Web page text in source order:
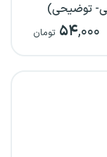
توضیحی)
۵۴,۰۰۰ تومان